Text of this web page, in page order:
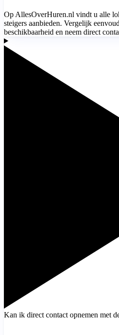
Op AllesOverHuren.nl vindt u alle
steigers aanbieden. Vergelijk
beschikbaarheid en neem direct
Kan ik direct contact opnemen met